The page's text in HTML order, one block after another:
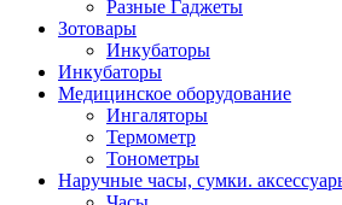
Разные Гаджеты
Зотовары
Инкубаторы
Инкубаторы
Медицинское оборудование
Ингаляторы
Термометр
Тонометры
Наручные часы, сумки.